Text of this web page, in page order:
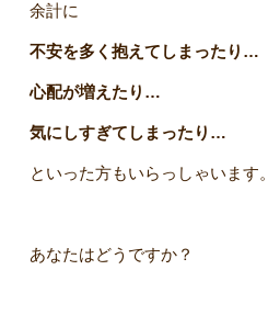
余計に
不安を多く抱えてしまったり…
心配が増えたり…
気にしすぎてしまったり…
といった方もいらっしゃいます。
あなたはどうですか？